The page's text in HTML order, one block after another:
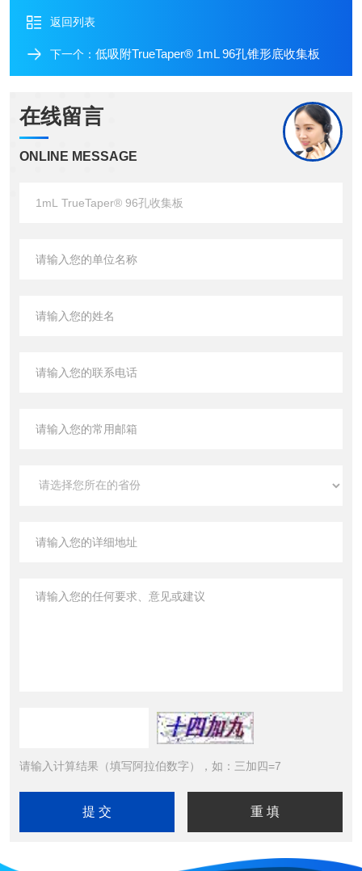
返回列表
下一个： 低吸附TrueTaper® 1mL 96孔锥形底收集板
在线留言
ONLINE MESSAGE
请输入计算结果（填写阿拉伯数字），如：三加四=7